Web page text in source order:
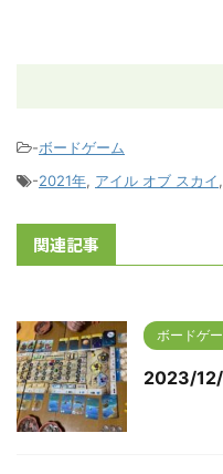
-ボードゲーム
-2021年, アイル オブ スカイ,
関連記事
ボードゲ
2023/